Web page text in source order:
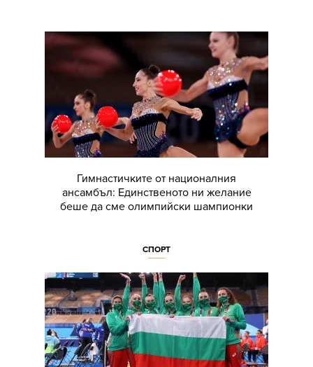
Гимнастичките от националния
ансамбъл: Единственото ни желание
беше да сме олимпийски шампионки
СПОРТ